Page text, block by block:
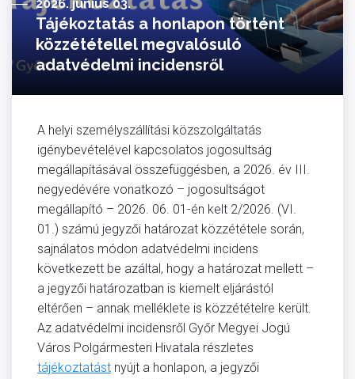
2026. június 03.
Tájékoztatás a honlapon történt
közzététellel megvalósuló
adatvédelmi incidensről
A helyi személyszállítási közszolgáltatás
igénybevételével kapcsolatos jogosultság
megállapításával összefüggésben, a 2026. év III.
negyedévére vonatkozó – jogosultságot
megállapító – 2026. 06. 01-én kelt 2/2026. (VI.
01.) számú jegyzői határozat közzététele során,
sajnálatos módon adatvédelmi incidens
következett be azáltal, hogy a határozat mellett –
a jegyzői határozatban is kiemelt eljárástól
eltérően – annak melléklete is közzétételre került.
Az adatvédelmi incidensről Győr Megyei Jogú
Város Polgármesteri Hivatala részletes
tájékoztatást nyújt a honlapon, a jegyzői